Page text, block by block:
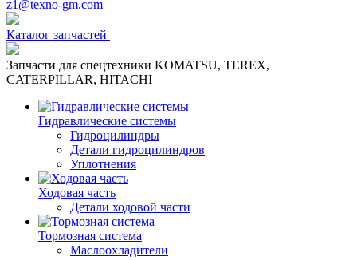
z1@texno-gm.com
Каталог запчастей
Запчасти для спецтехники KOMATSU, TEREX,
CATERPILLAR, HITACHI
Гидравлические системы
Гидроцилиндры
Детали гидроцилиндров
Уплотнения
Ходовая часть
Детали ходовой части
Тормозная система
Маслоохладители